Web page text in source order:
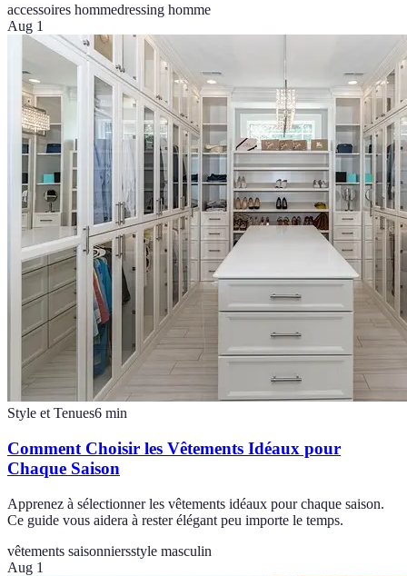
accessoires hommedressing homme
Aug 1
Style et Tenues6 min
Comment Choisir les Vêtements Idéaux pour
Chaque Saison
Apprenez à sélectionner les vêtements idéaux pour chaque saison.
Ce guide vous aidera à rester élégant peu importe le temps.
vêtements saisonniersstyle masculin
Aug 1